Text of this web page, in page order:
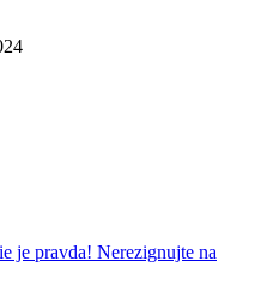
je pravda! Nerezignujte na